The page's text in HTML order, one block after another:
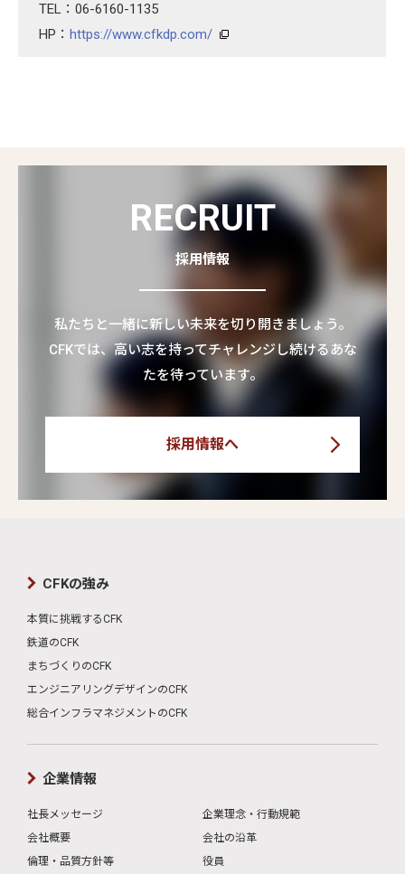
TEL：06-6160-1135
HP： https://www.cfkdp.com/
RECRUIT
採用情報
私たちと一緒に新しい未来を切り開きましょう。
CFKでは、高い志を持ってチャレンジし続けるあな
たを待っています。
採用情報へ
CFKの強み
本質に挑戦するCFK
鉄道のCFK
まちづくりのCFK
エンジニアリングデザインのCFK
総合インフラマネジメントのCFK
企業情報
社長メッセージ
企業理念・行動規範
会社概要
会社の沿革
倫理・品質方針等
役員